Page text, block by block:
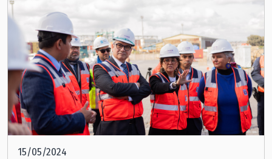
15/05/2024